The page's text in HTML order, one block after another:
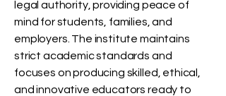
legal authority, providing peace of
mind for students, families, and
employers. The institute maintains
strict academic standards and
focuses on producing skilled, ethical,
and innovative educators ready to